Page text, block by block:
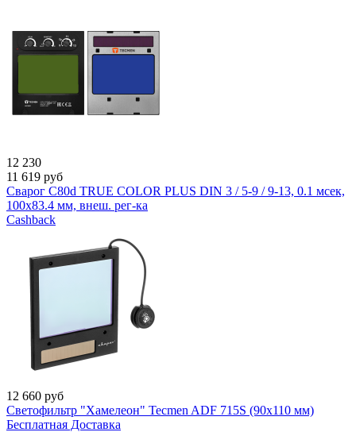
12 230
11 619 руб
Сварог C80d TRUE COLOR PLUS DIN 3 / 5-9 / 9-13, 0.1 мсек,
100x83.4 мм, внеш. рег-ка
Cashback
12 660 руб
Светофильтр "Хамелеон" Tecmen ADF 715S (90x110 мм)
Бесплатная Доставка